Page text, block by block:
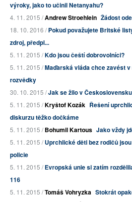
výroky, jako to učinil Netanyahu?
4. 11. 2015 /Andrew Stroehlein Žádost
18. 10. 2016 /Pokud považujete Britské
zdroj, předpl...
5. 11. 2015 /Kdo jsou čeští dobrovolníci?
5. 11. 2015 /Maďarská vláda chce zavést
rozvědky
30. 10. 2015 /Jak se žilo v
5. 11. 2015 /Kryštof Kozák Řešení
diskurzu těžko dočkáme
5. 11. 2015 /Bohumil Kartous Jako vždy
5. 11. 2015 /Uprchlické děti bez rodičů
policie
5. 11. 2015 /Evropská unie si zatím
116
5. 11. 2015 /Tomáš Vohryzka Stokrát